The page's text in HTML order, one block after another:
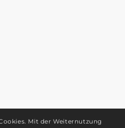
Mit der Weiternutzung